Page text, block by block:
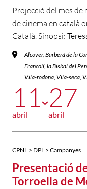
Projecció del mes
de cinema en català
Català. Sinopsi:
Alcover, Barberà de la
Francolí, la Bisbal del
Vila-rodona, Vila-seca,
11
abril
27
abril
CPNL > DPL > Campanyes
Presentació
Torroella de